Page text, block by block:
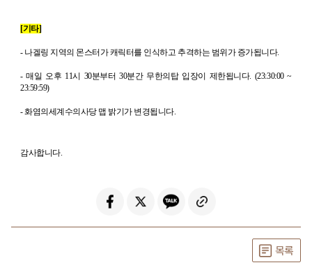
[기타]
- 나겔링 지역의 몬스터가 캐릭터를 인식하고 추격하는 범위가 증가됩니다.
-매일 오후 11시 30분부터 30분간 무한의탑 입장이 제한됩니다. (23:30:00 ~
23:59:59)
-화염의세계수의사당 맵 밝기가 변경됩니다.
감사합니다.
목록